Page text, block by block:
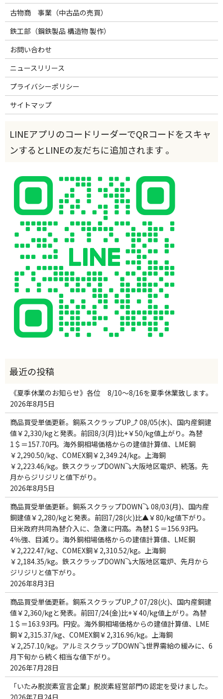
古物商 事業（中古品の売買）
鉄工部（鋼鉄製品 構造物 製作）
お問い合わせ
ニュースリリース
プライバシーポリシー
サイトマップ
《夏季休業のお知らせ》各位 8/10～8/16を夏季休業致します。
2026年8月5日
商品買受単価更新。銅系スクラップUP⤴ 08/05(水)、国内産銅建
値￥2,330/kgと発表。前回8/3(月)比+￥50/kg値上がり。為替
1＄＝157.70円。海外銅相場価格からの建値計算値、LME銅
￥2,290.50/kg、COMEX銅￥2,349.24/kg。上海銅
￥2,223.46/kg。鉄スクラップDOWN⤵大阪地区電炉、続落。先
月からジリジリと値下がり。
2026年8月5日
商品買受単価更新。銅系スクラップDOWN⤵ 08/03(月)、国内産
銅建値￥2,280/kgと発表。前回7/28(火)比▲￥80/kg値下がり。
日米政府共同為替介入に、急激に円高。為替1＄＝156.93円。
4％強、目減り。海外銅相場価格からの建値計算値、LME銅
￥2,222.47/kg、COMEX銅￥2,310.52/kg。上海銅
￥2,184.35/kg。鉄スクラップDOWN⤵大阪地区電炉、先月から
ジリジリと値下がり。
2026年8月3日
商品買受単価更新。銅系スクラップUP⤴ 07/28(火)、国内産銅建
値￥2,360/kgと発表。前回7/24(金)比+￥40/kg値上がり。為替
1＄＝163.93円。円安。海外銅相場価格からの建値計算値、LME
銅￥2,315.37/kg、COMEX銅￥2,316.96/kg。上海銅
￥2,257.10/kg。アルミスクラップDOWN⤵世界需給の緩みに、6
月下旬から続く相当な値下がり。
2026年7月28日
「いたみ脱炭素宣言企業」脱炭素経営部門の認定を受けました。